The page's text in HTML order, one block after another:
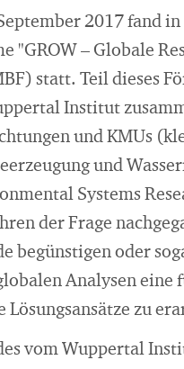
2017 fand
"GROW – Globale
statt. Teil dieses
Institut
und KMUs
und
Systems
der Frage
begünstigen oder
Analysen eine
zu
vom Wuppertal